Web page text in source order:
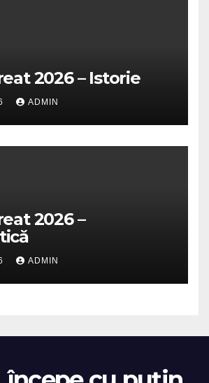
2026 – Istorie
ADMIN
2026 –
ADMIN